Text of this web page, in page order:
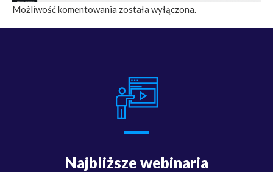
Możliwość komentowania została wyłączona.
Najbliższe webinaria